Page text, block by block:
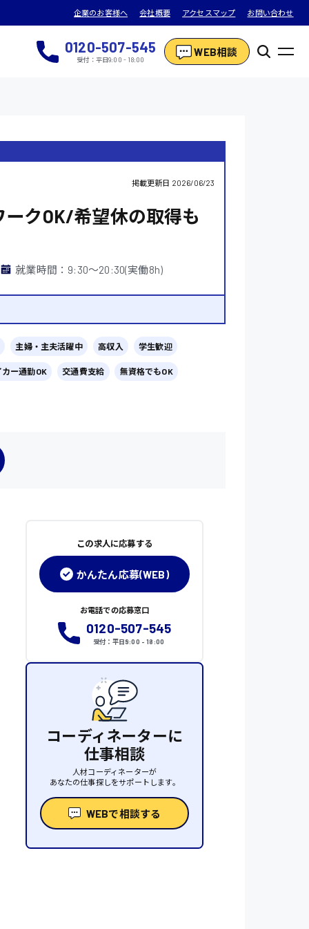
企業のお客様へ 会社概要 アクセスマップ お問い合わせ
0120-507-545
受付：平日9:00 - 18:00
WEB相談
掲載更新日 2026/06/23
クOK/希望休の取得も
就業時間：9:30〜20:30(実働8h)
主婦・主夫活躍中 高収入 学生歓迎
カー通勤OK 交通費支給 無資格でもOK
この求人に応募する
かんたん応募(WEB)
お電話での応募窓口
0120-507-545
受付：平日9:00 - 18:00
コーディネーターに
仕事相談
人材コーディネーターが
あなたの仕事探しをサポートします。
WEBで相談する